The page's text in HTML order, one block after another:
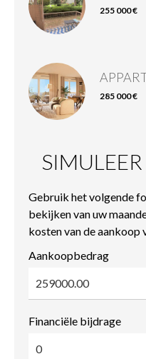
255 000 €
285 000 €
Gebruik het volgende
bekijken van uw
kosten van de aankoop
Aankoopbedrag
Financiële bijdrage